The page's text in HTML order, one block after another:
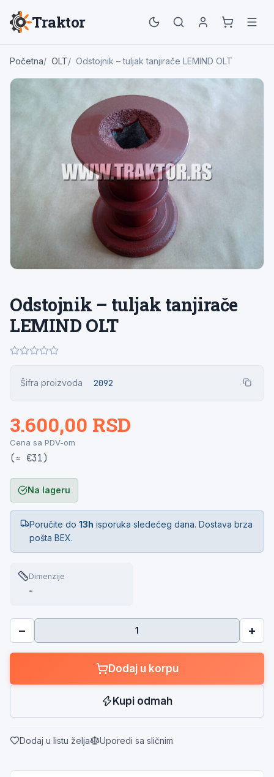
Traktor
Početna OLT Odstojnik – tuljak tanjirače LEMIND OLT
Odstojnik – tuljak tanjirače
LEMIND OLT
Šifra proizvoda 2092
3.600,00 RSD
Cena sa PDV-om
(≈ €31)
Na lageru
Poručite do13h isporuka sledećeg dana. Dostava brza
pošta BEX.
Dimenzije
-
− +
Dodaj u korpu
Kupi odmah
Dodaj u listu želja Uporedi sa sličnim